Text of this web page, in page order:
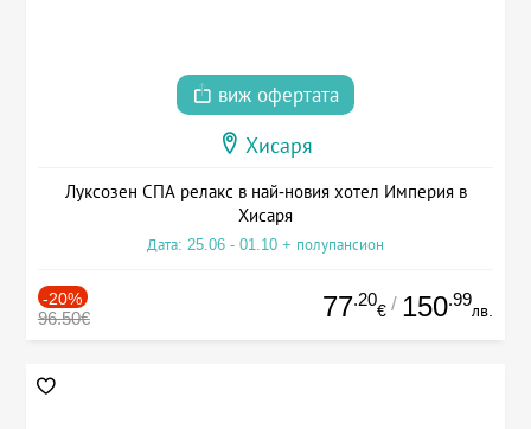
виж офертата
Хисаря
Луксозен СПА релакс в най-новия хотел Империя в
Хисаря
Дата: 25.06 - 01.10 + полупансион
-20%
96.50€ 77.20
€ / 150.99
лв.